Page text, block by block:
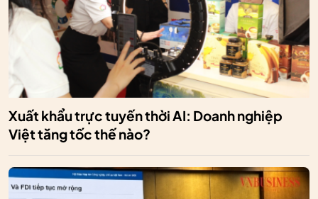
Xuất khẩu trực tuyến thời AI: Doanh nghiệp
Việt tăng tốc thế nào?